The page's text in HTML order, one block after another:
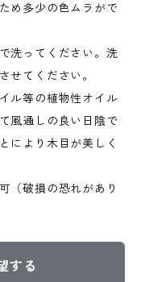
め多少の色ムラがで
洗ってください。洗
せてください。
ル等の植物性オイル
風通しの良い日陰で
により木目が美しく
（破損の恐れがあり
する